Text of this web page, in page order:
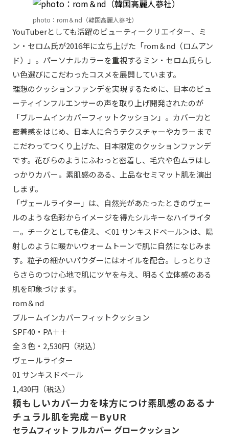
photo：rom＆nd（韓国高麗人蔘社）
YouTuberとしても活躍のビューティークリエイター、ミ
ン・セロム氏が2016年に立ち上げた「rom＆nd（ロムアン
ド）」。パーソナルカラーを重視するミン・セロム氏らし
い色選びにこだわったコスメを展開しています。
理想のクッションファンデを実現するために、日本のビュ
ーティインフルエンサーの声を取り上げ開発されたのが
「ブルームインカバーフィットクッション」。カバー力と
密着感をはじめ、日本人に合うテクスチャーやカラーまで
こだわってつくり上げた、日本限定のクッションファンデ
です。花びらのようにふわっと密着し、毛穴や色ムラはし
っかりカバー。素肌感のある、上品なセミマット肌を演出
します。
「ヴェールライター」は、自然光があたったときのヴェー
ルのような色彩からイメージを得たシルキーなハイライタ
ー。チークとしても使え、＜01 サンキスドベール＞は、陽
射しのように暖かいウォームトーンで肌に自然になじみま
す。粒子の細かいパウダーにはオイルを配合。しっとりさ
らさらのつけ心地で肌にツヤを与え、明るく立体感のある
肌を印象づけます。
rom＆nd
ブルームインカバーフィットクッション
SPF40・PA＋＋
全３色・2,530円（税込）
ヴェールライター
01 サンキスドベール
1,430円（税込）
頼もしいカバー力を味方につけ素肌感のあるナ
チュラル肌を完成－ByUR
セラムフィット フルカバー グロークッション